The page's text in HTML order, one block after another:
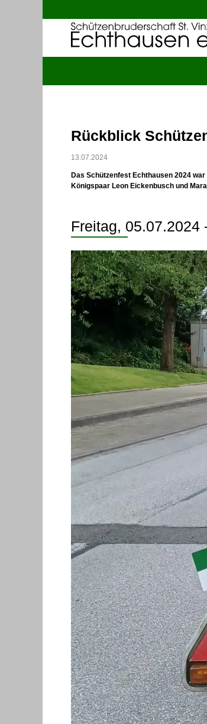
Rückblick
13.07.2024
Das Schützenfest Echthausen 2024
Königspaar Leon Eickenbusch und
Freitag, 05.07.2024